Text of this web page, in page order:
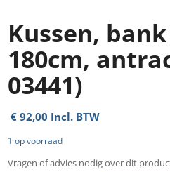
Kussen,
180cm,
03441)
€ 92,00 Incl. BTW
1 op voorraad
Vragen of advies nodig over dit